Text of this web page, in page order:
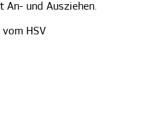
An- und Ausziehen.
vom HSV